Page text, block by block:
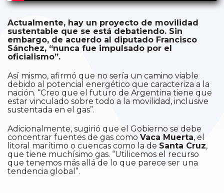
Actualmente, hay un proyecto de movilidad
sustentable que se está debatiendo. Sin
embargo, de acuerdo al diputado Francisco
Sánchez, “nunca fue impulsado por el
oficialismo”.
Así mismo, afirmó que no sería un camino viable
debido al potencial energético que caracteriza a la
nación. “Creo que el futuro de Argentina tiene que
estar vinculado sobre todo a la movilidad, inclusive
sustentada en el gas”.
Adicionalmente, sugirió que el Gobierno se debe
concentrar fuentes de gas como Vaca Muerta, el
litoral marítimo o cuencas como la de Santa Cruz,
que tiene muchísimo gas. “Utilicemos el recurso
que tenemos más allá de lo que parece ser una
tendencia global”.